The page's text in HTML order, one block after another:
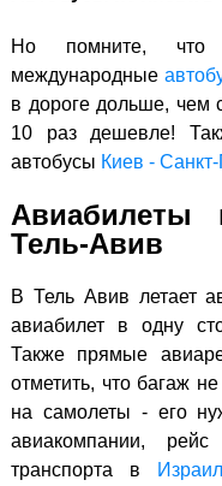
Но помните, что
международные
в дороге дольше, чем
10 раз дешевле!
автобусы Киев -
Тель-Авив
В Тель Авив летает
авиабилет в одну
Также прямые
отметить, что багаж
на самолеты - его
авиакомпании,
транспорта в